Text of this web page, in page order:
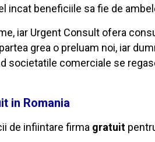
incat beneficiile sa fie de
iar Urgent Consult ofera
grea o preluam noi, iar
societatile comerciale se
in Romania
de infiintare firma gratuit